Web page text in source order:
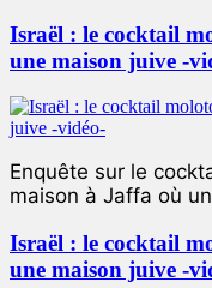
Israël : le cocktail
une maison juive -
Enquête sur le
maison à Jaffa où
Israël : le cocktail
une maison juive -